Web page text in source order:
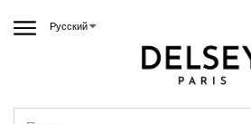
Русский